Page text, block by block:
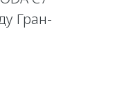
Гран-